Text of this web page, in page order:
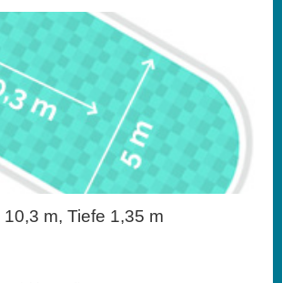
m, Tiefe 1,35 m